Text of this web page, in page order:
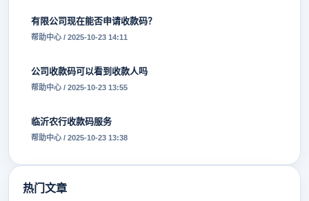
有限公司现在能否申请收款码？
帮助中心 / 2025-10-23 14:11
公司收款码可以看到收款人吗
帮助中心 / 2025-10-23 13:55
临沂农行收款码服务
帮助中心 / 2025-10-23 13:38
热门文章